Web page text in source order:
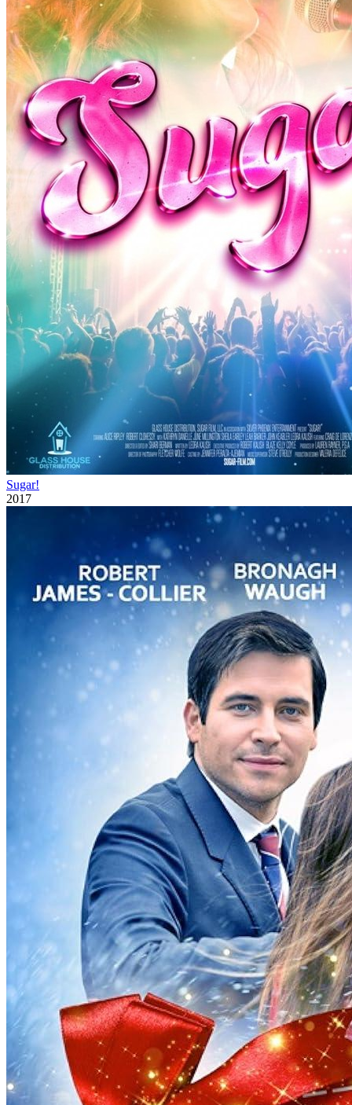
Sugar!
2017